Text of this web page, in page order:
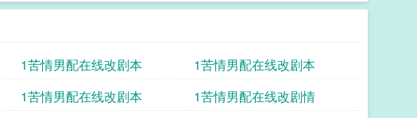
1苦情男配在线改剧本
1苦情男配在线改剧本
1苦情男配在线改剧本
1苦情男配在线改剧情